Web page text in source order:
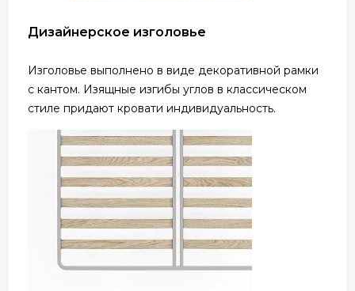
Дизайнерское изголовье
Изголовье выполнено в виде декоративной рамки
с кантом. Изящные изгибы углов в классическом
стиле придают кровати индивидуальность.